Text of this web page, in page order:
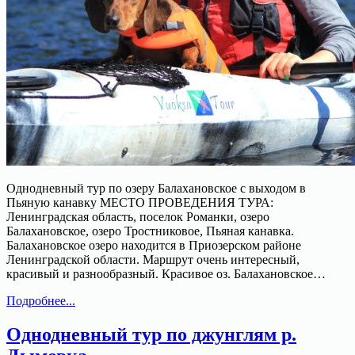
Однодневный тур по озеру Балахановское с выходом в
Пьяную канавку МЕСТО ПРОВЕДЕНИЯ ТУРА:
Ленинградская область, поселок Романки, озеро
Балахановское, озеро Тростниковое, Пьяная канавка.
Балахановское озеро находится в Приозерском районе
Ленинградской области. Маршрут очень интересный,
красивый и разнообразный. Красивое оз. Балахановское…
Подробнее...
озеру
Однодневный тур по джунглям р.